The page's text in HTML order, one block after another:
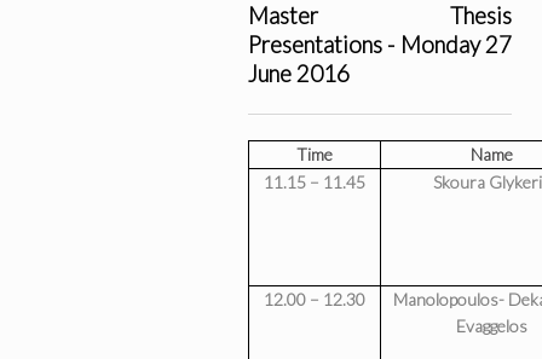
Master Thesis
Presentations - Monday 27
June 2016
Time
Name
11.15 – 11.45
Skoura
12.00 – 12.30
Manolopoulos-
Evaggelos